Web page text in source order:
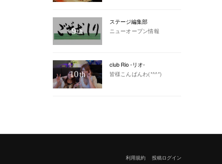
9th
ステージ編集部
ニューオープン情報
10th
club Rio -リオ-
皆様こんばんわ(*^^*)
利用規約 投稿ログイン